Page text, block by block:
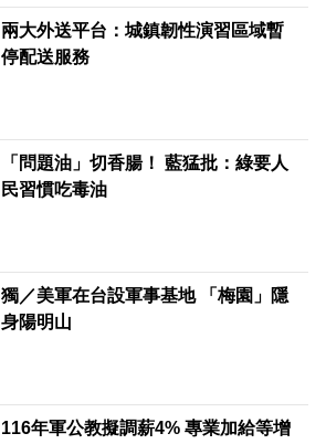
兩大外送平台：城鎮韌性演習區域暫
停配送服務
「問題油」切香腸！ 藍猛批：綠要人
民習慣吃毒油
獨／美軍在台設軍事基地 「梅園」隱
身陽明山
116年軍公教擬調薪4% 專業加給等增